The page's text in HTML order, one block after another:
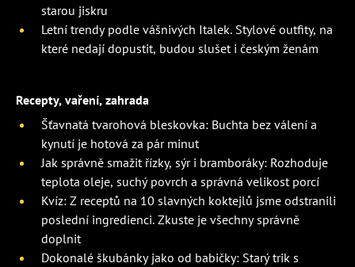
starou jiskru
Letní trendy podle vášnivých Italek. Stylové outfity, na
které nedají dopustit, budou slušet i českým ženám
Recepty, vaření, zahrada
Šťavnatá tvarohová bleskovka: Buchta bez válení a
kynutí je hotová za pár minut
Jak správně smažit řízky, sýr i bramboráky: Rozhoduje
teplota oleje, suchý povrch a správná velikost porcí
Kvíz: Z receptů na 10 slavných koktejlů jsme odstranili
poslední ingredienci. Zkuste je všechny správně
doplnit
Dokonalé škubánky jako od babičky: Starý trik s